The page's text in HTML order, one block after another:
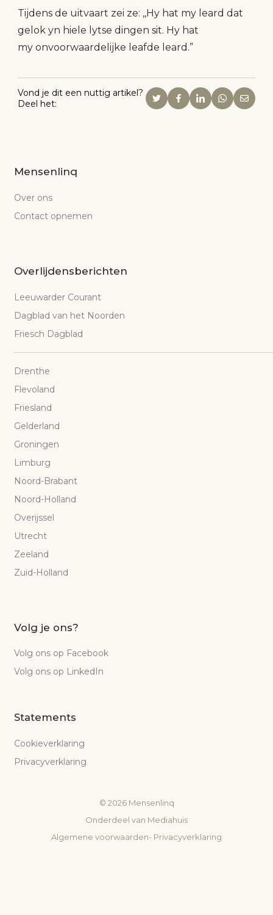
Tijdens de uitvaart zei ze: ,,Hy hat my leard dat
gelok yn hiele lytse dingen sit. Hy hat
my onvoorwaardelijke leafde leard.”
Vond je dit een nuttig artikel?
Deel het:
Mensenlinq
Over ons
Contact opnemen
Overlijdensberichten
Leeuwarder Courant
Dagblad van het Noorden
Friesch Dagblad
Drenthe
Flevoland
Friesland
Gelderland
Groningen
Limburg
Noord-Brabant
Noord-Holland
Overijssel
Utrecht
Zeeland
Zuid-Holland
Volg je ons?
Volg ons op Facebook
Volg ons op LinkedIn
Statements
Cookieverklaring
Privacyverklaring
© 2026Mensenlinq
Onderdeel van Mediahuis
Algemene voorwaarden- Privacyverklaring